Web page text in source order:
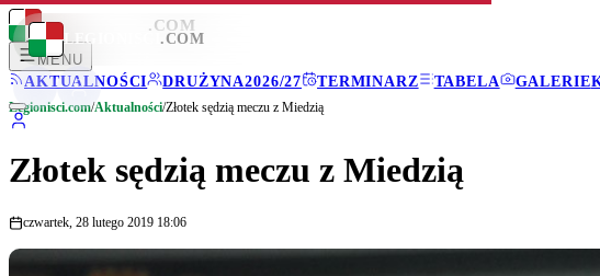
LEGIONISCI .COM
MENU
AKTUALNOŚCI
DRUŻYNA2026/27 TERMINARZ TABELA GALERIE
LEGIONISCI .COM
Legionisci.com/Aktualności/Złotek sędzią meczu z Miedzią
Złotek sędzią meczu z Miedzią
czwartek, 28 lutego 2019 18:06